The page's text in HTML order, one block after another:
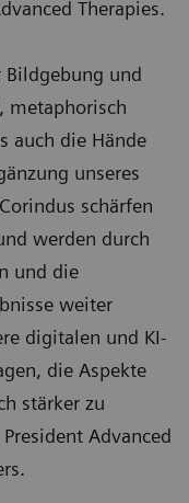
Therapies.
Bildgebung und
metaphorisch
auch die Hände
unseres
schärfen
werden durch
und die
weiter
digitalen und KI-
die Aspekte
stärker zu
Advanced